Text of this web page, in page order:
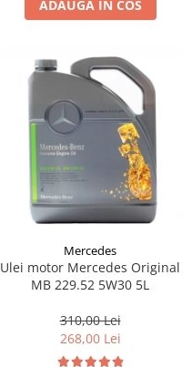
ADAUGA IN COS
Mercedes
Ulei motor Mercedes Original
MB 229.52 5W30 5L
310,00 Lei
268,00 Lei